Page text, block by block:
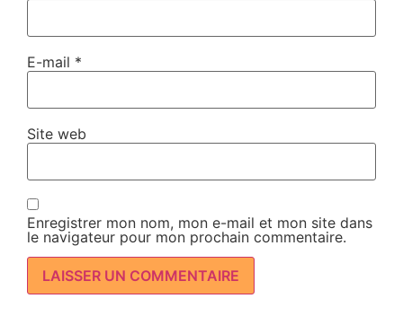
E-mail *
Site web
Enregistrer mon nom, mon e-mail et mon site dans
le navigateur pour mon prochain commentaire.